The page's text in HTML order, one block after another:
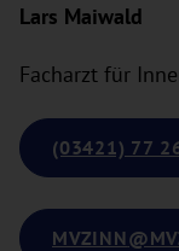
Lars Maiwald
Facharzt für
(03421) 77
MVZINN